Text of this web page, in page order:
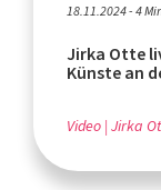
18.11.2024 - 4
Jirka Otte
Künste an
Video Jirka